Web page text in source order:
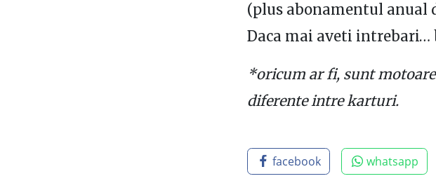
(plus abonamentul anual
Daca mai aveti intrebari…
*oricum ar fi, sunt
diferente intre karturi.
facebook whatsapp